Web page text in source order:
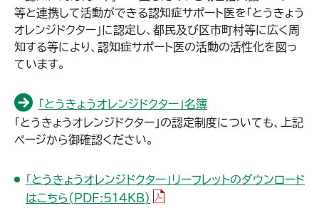
等と連携して活動ができる認知症サポート医を「とうきょう
オレンジドクター」に認定し、都民及び区市町村等に広く周
知する等により、認知症サポート医の活動の活性化を図っ
ています。
「とうきょうオレンジドクター」名簿
「とうきょうオレンジドクター」の認定制度についても、上記
ページから御確認ください。
「とうきょうオレンジドクター」リーフレットのダウンロード
はこちら(PDF:514KB) （PDFファイル）